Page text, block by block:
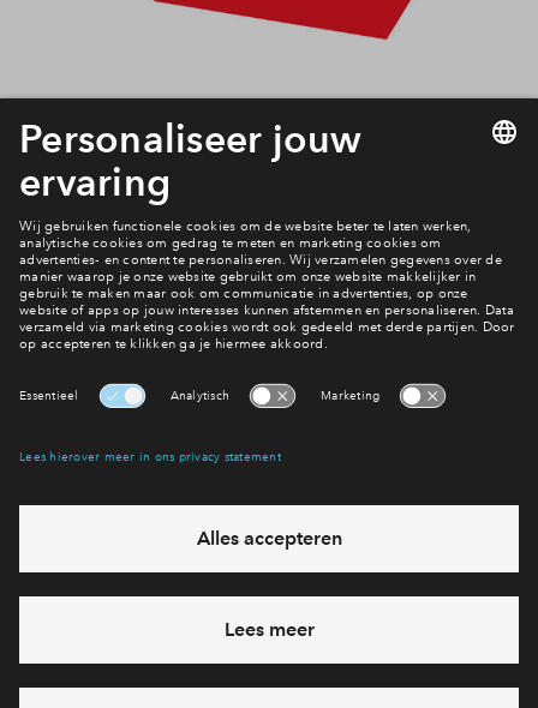
Interesse? Meld je dan snel aan
Hiermee blijf je op de hoogte van het belangrijkste nieuws en
eventuele projecten
Ja, ik wil mij aanmelden
Heb je een vraag en wil je direct antwoord? Bel ons op
feestdagen)
vandaag gesloten, vrijdag zijn we vanaf
via chat en telefoon